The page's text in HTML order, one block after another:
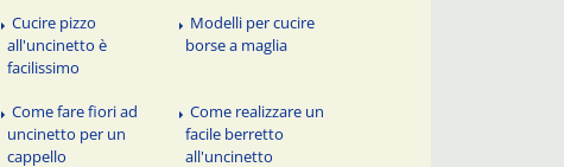
Cucire pizzo
all'uncinetto è
facilissimo
Modelli per cucire
borse a maglia
Come fare fiori ad
uncinetto per un
cappello
Come realizzare un
facile berretto
all'uncinetto